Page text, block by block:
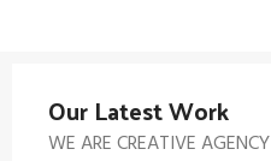
Our Latest Work
WE ARE CREATIVE AGENCY